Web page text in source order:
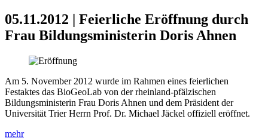
05.11.2012 | Feierliche Eröffnung durch
Frau Bildungsministerin Doris Ahnen
Am 5. November 2012 wurde im Rahmen eines feierlichen
Festaktes das BioGeoLab von der rheinland-pfälzischen
Bildungsministerin Frau Doris Ahnen und dem Präsident der
Universität Trier Herrn Prof. Dr. Michael Jäckel offiziell eröffnet.
mehr